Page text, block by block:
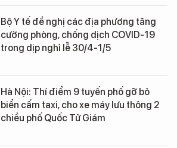
Bộ Y tế đề nghị các địa phương tăng
cường phòng, chống dịch COVID-19
trong dịp nghỉ lễ 30/4-1/5
Hà Nội: Thí điểm 9 tuyến phố gỡ bỏ
biển cấm taxi, cho xe máy lưu thông 2
chiều phố Quốc Tử Giám